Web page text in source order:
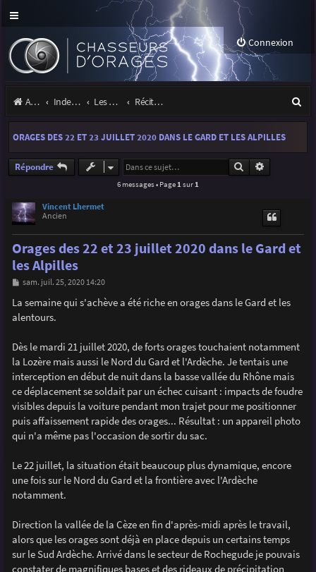
Connexion
Accueil Index du forum Les orages Récits et photos d'orages
e
ORAGES DES 22 ET 23 JUILLET 2020 DANS LE GARD ET LES ALPILLES
Répondre Rechercher
6 messages • Page 1 sur 1
Vincent Lhermet
Ancien
Orages des 22 et 23 juillet 2020 dans le Gard et
les Alpilles
M
s
s
a
sam. juil. 25, 2020 14:20
La semaine qui s'achève a été riche en orages dans le Gard et les
alentours.
Dès le mardi 21 juillet 2020, de forts orages touchaient notamment
la Lozère mais aussi le Nord du Gard et l'Ardèche. Je tentais une
interception en début de nuit dans la basse vallée du Rhône mais
ce déplacement se soldait par un échec cuisant : impacts de foudre
visibles depuis la voiture pendant mon trajet pour me positionner
puis affaissement rapide des orages... Résultat : un appareil photo
qui n'a même pas l'occasion de sortir du sac.
Le 22 juillet, la situation était beaucoup plus dynamique, encore
une fois sur le Nord du Gard et la frontière avec l'Ardèche
notamment.
Direction la vallée de la Cèze en fin d'après-midi après le travail,
alors que les orages sont déjà en place depuis un certains temps
sur le Sud Ardèche. Arrivé dans le secteur de Rochegude je pouvais
constater de magnifiques bases et des rideaux de précipitation